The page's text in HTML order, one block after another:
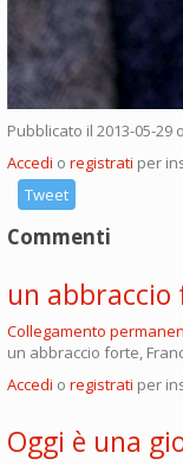
Pubblicato il 2013-05-29
Accedi o registrati per
Tweet
Commenti
un abbraccio
Collegamento
un abbraccio forte,
Accedi o registrati per
Oggi è una